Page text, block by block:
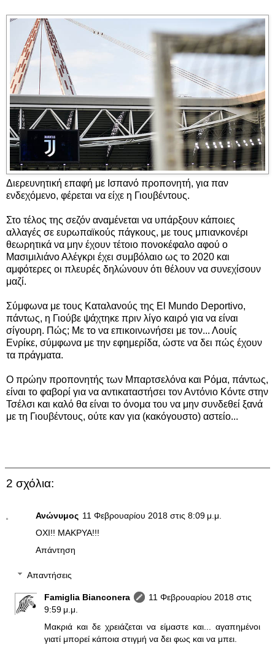
Διερευνητική επαφή με Ισπανό προπονητή, για παν
ενδεχόμενο, φέρεται να είχε η Γιουβέντους.
Στο τέλος της σεζόν αναμένεται να υπάρξουν κάποιες
αλλαγές σε ευρωπαϊκούς πάγκους, με τους μπιανκονέρι
θεωρητικά να μην έχουν τέτοιο πονοκέφαλο αφού ο
Μασιμιλιάνο Αλέγκρι έχει συμβόλαιο ως το 2020 και
αμφότερες οι πλευρές δηλώνουν ότι θέλουν να συνεχίσουν
μαζί.
Σύμφωνα με τους Καταλανούς της El Mundo Deportivo,
πάντως, η Γιούβε ψάχτηκε πριν λίγο καιρό για να είναι
σίγουρη. Πώς; Με το να επικοινωνήσει με τον... Λουίς
Ενρίκε, σύμφωνα με την εφημερίδα, ώστε να δει πώς έχουν
τα πράγματα.
Ο πρώην προπονητής των Μπαρτσελόνα και Ρόμα, πάντως,
είναι το φαβορί για να αντικαταστήσει τον Αντόνιο Κόντε στην
Τσέλσι και καλό θα είναι το όνομα του να μην συνδεθεί ξανά
με τη Γιουβέντους, ούτε καν για (κακόγουστο) αστείο...
2 σχόλια:
Ανώνυμος 11 Φεβρουαρίου 2018 στις 8:09 μ.μ.
ΟΧΙ!! ΜΑΚΡΥΑ!!!
Απάντηση
Απαντήσεις
Famiglia Bianconera
11 Φεβρουαρίου 2018 στις
9:59 μ.μ.
Μακριά και δε χρειάζεται να είμαστε και... αγαπημένοι
γιατί μπορεί κάποια στιγμή να δει φως και να μπει.